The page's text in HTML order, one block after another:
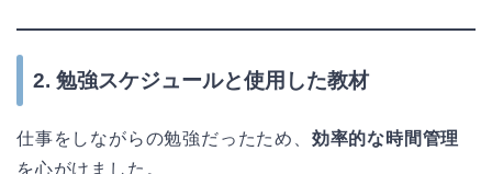
2. 勉強スケジュールと使用した教材
仕事をしながらの勉強だったため、 効率的な時間管理
を心がけました。